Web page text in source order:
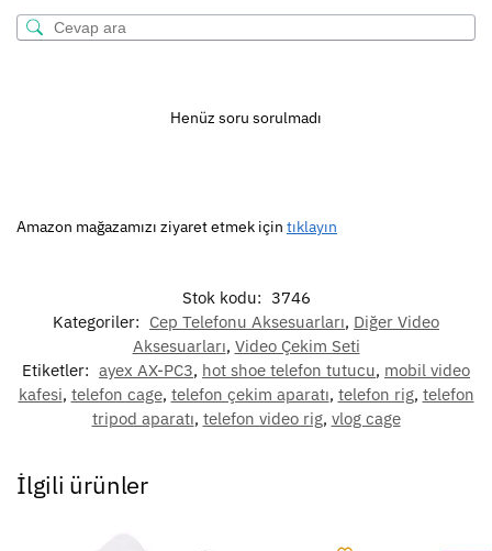
Henüz soru sorulmadı
Amazon mağazamızı ziyaret etmek için tıklayın
Stok kodu: 3746
Kategoriler: Cep Telefonu Aksesuarları, Diğer Video
Aksesuarları, Video Çekim Seti
Etiketler: ayex AX-PC3, hot shoe telefon tutucu, mobil video
kafesi, telefon cage, telefon çekim aparatı, telefon rig, telefon
tripod aparatı, telefon video rig, vlog cage
İlgili ürünler